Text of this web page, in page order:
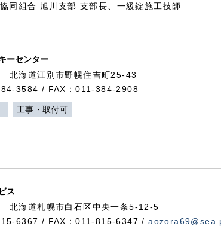
同組合 旭川支部 支部長、一級錠施工技師
ーセンター
海道江別市野幌住吉町25-43
3584 / FAX：011-384-2908
工事・取付可
ス
海道札幌市白石区中央一条5-12-5
6367 / FAX：011-815-6347 /